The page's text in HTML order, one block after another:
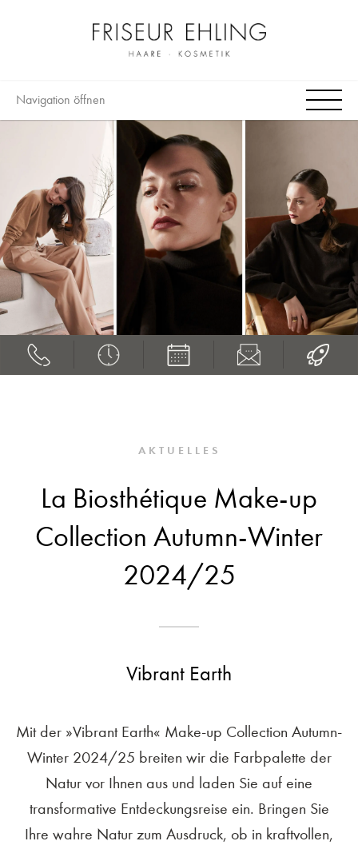
Navigation öffnen
AKTUELLES
La Biosthétique Make-up
Collection Autumn-Winter
2024/25
Vibrant Earth
Mit der »Vibrant Earth« Make-up Collection Autumn-
Winter 2024/25 breiten wir die Farbpalette der
Natur vor Ihnen aus und laden Sie auf eine
transformative Entdeckungsreise ein. Bringen Sie
Ihre wahre Natur zum Ausdruck, ob in kraftvollen,